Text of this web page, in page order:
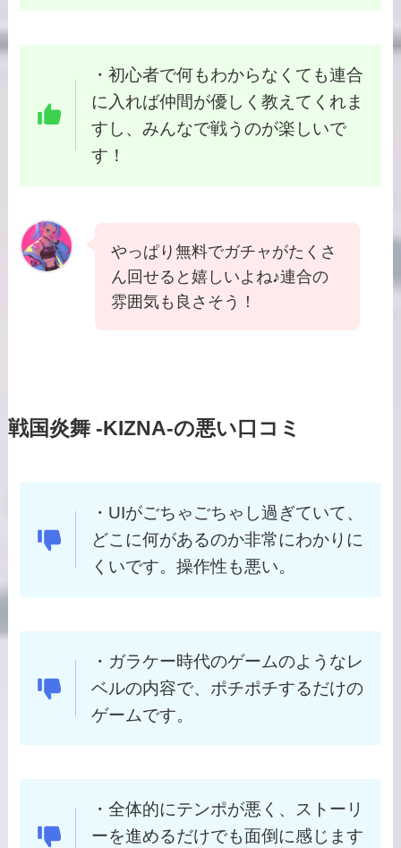
・初心者で何もわからなくても連合
に入れば仲間が優しく教えてくれま
すし、みんなで戦うのが楽しいで
す！
やっぱり無料でガチャがたくさ
ん回せると嬉しいよね♪連合の
雰囲気も良さそう！
戦国炎舞 -KIZNA-の悪い口コミ
・UIがごちゃごちゃし過ぎていて、
どこに何があるのか非常にわかりに
くいです。操作性も悪い。
・ガラケー時代のゲームのようなレ
ベルの内容で、ポチポチするだけの
ゲームです。
・全体的にテンポが悪く、ストーリ
ーを進めるだけでも面倒に感じます